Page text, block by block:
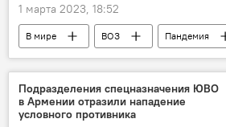
1 марта 2023, 18:52
В мире ВОЗ
Пандемия
птичий грипп
эксперт
Подразделения спецназначения ЮВО
в Армении отразили нападение
условного противника